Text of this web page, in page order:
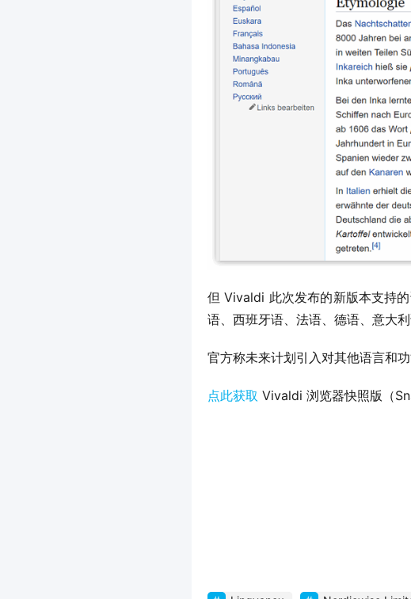
但 Vivaldi 此次发布的新版本支持
语、西班牙语、法语、德语、意大
官方称未来计划引入对其他语言和功
点此获取 Vivaldi 浏览器快照版（